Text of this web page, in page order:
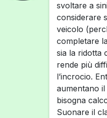
svoltare a
considerare
veicolo
completare
sia la ridotta
rende più
l’incrocio.
aumentano
bisogna
Suonare il